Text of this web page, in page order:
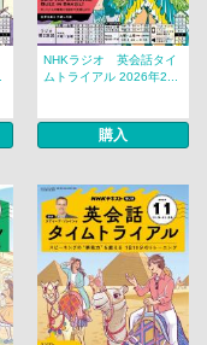
NHKラジオ 英会話タイ
ムトライアル 2026年2...
購入